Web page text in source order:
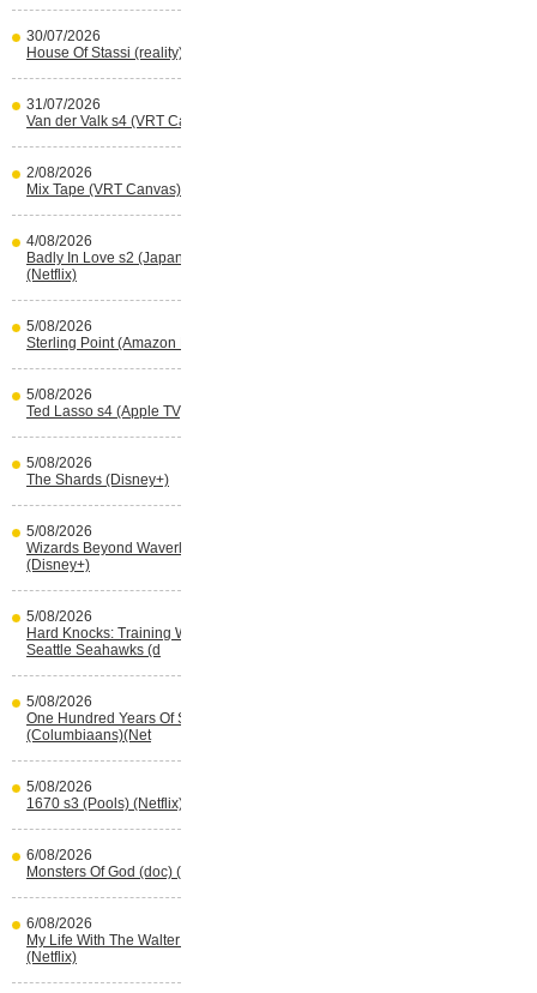
30/07/2026
House Of Stassi (reality) (Disney+)
31/07/2026
Van der Valk s4 (VRT Canvas)
2/08/2026
Mix Tape (VRT Canvas)
4/08/2026
Badly In Love s2 (Japans) (reality)
(Netflix)
5/08/2026
Sterling Point (Amazon Prime Video)
5/08/2026
Ted Lasso s4 (Apple TV)
5/08/2026
The Shards (Disney+)
5/08/2026
Wizards Beyond Waverly Place s3
(Disney+)
5/08/2026
Hard Knocks: Training With The
Seattle Seahawks (d
5/08/2026
One Hundred Years Of Solitude s2
(Columbiaans)(Net
5/08/2026
1670 s3 (Pools) (Netflix)
6/08/2026
Monsters Of God (doc) (HBO Max)
6/08/2026
My Life With The Walter Boys s3
(Netflix)